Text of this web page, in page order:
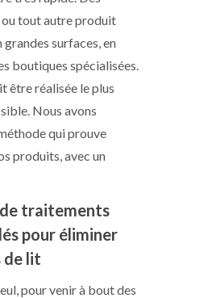
ou tout autre produit
grandes surfaces, en
boutiques spécialisées.
être réalisée le plus
Nous avons
qui prouve
produits, avec un
traitements
pour éliminer
de lit
pour venir à bout des